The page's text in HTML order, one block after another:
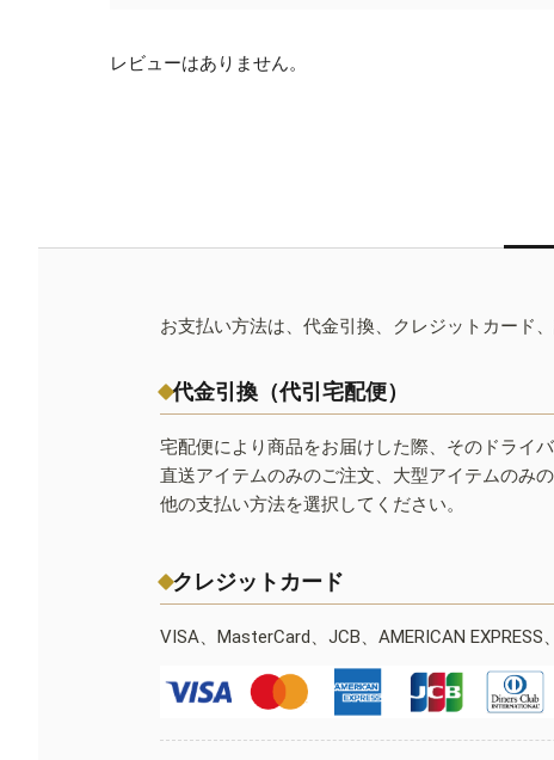
レビューはありません。
お支払い方法は、代金引換、クレジットカード
代金引換（代引宅配便）
宅配便により商品をお届けした際、そのドライ
直送アイテムのみのご注文、大型アイテムのみ
他の支払い方法を選択してください。
クレジットカード
VISA、MasterCard、JCB、AMERICAN